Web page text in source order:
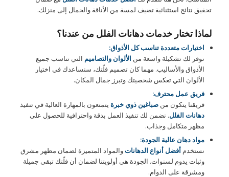
تحقيق نتائج استثنائية تضيف لمسة من الأناقة والجمال إلى منزلك.
لماذا تختار خدمات دهانات الفلل من عندنا؟
اختيارات متعددة تناسب كل الأذواق:
نوفر لك تشكيلة واسعة من الألوان والتصاميم التي تناسب جميع
الأذواق والأساليب. مهما كان تصميم فلّتك، سنساعدك في اختيار
الألوان التي تعكس شخصيتك وتبرز جمال المكان.
فريق عمل محترف:
فريقنا يتكون من صباغين ذوي خبرةيتمتعون بالمهارة العالية في تنفيذ
دهانات الفلل. نضمن لك تنفيذ العمل بدقة واحترافية للحصول على
مظهر متكامل وجذاب.
مواد دهان عالية الجودة:
نستخدم أفضل أنواع الدهاناتوالمواد المتميزة لضمان مظهر مشرق
وثبات يدوم لسنوات. الجودة هي أولويتنا لضمان أن فلّتك تبقى جميلة
ومشرقة على الدوام.